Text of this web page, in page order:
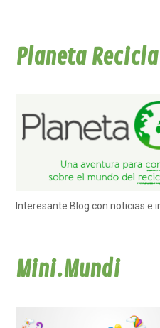
Planeta Recicla
Interesante Blog con noticias e
Mini.Mundi